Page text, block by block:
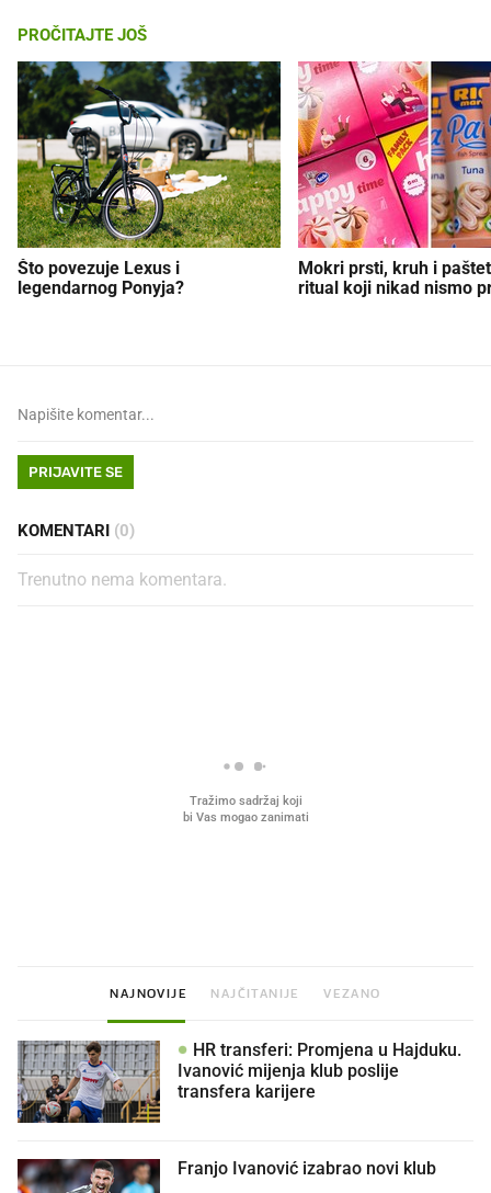
PROČITAJTE JOŠ
Što povezuje Lexus i
legendarnog Ponyja?
Mokri prsti, kruh i
ritual koji nikad nismo
PRIJAVITE SE
KOMENTARI (0)
Trenutno nema komentara.
NAJNOVIJE NAJČITANIJE VEZANO
HR transferi: Promjena u Hajduku.
Ivanović mijenja klub poslije
transfera karijere
Franjo Ivanović izabrao novi klub